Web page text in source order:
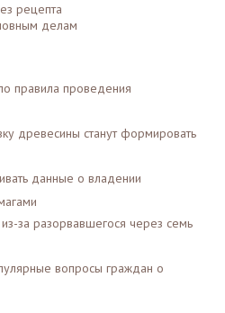
рецепта
делам
правила проведения
древесины станут формировать
данные о владении
за разорвавшегося через семь
вопросы граждан о